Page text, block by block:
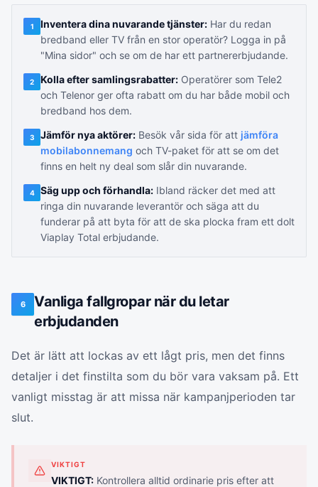
1 Inventera dina nuvarande tjänster: Har du redan
bredband eller TV från en stor operatör? Logga in på
"Mina sidor" och se om de har ett partnererbjudande.
2 Kolla efter samlingsrabatter: Operatörer som Tele2
och Telenor ger ofta rabatt om du har både mobil och
bredband hos dem.
3 Jämför nya aktörer: Besök vår sida för att jämföra
mobilabonnemang och TV-paket för att se om det
finns en helt ny deal som slår din nuvarande.
4 Säg upp och förhandla: Ibland räcker det med att
ringa din nuvarande leverantör och säga att du
funderar på att byta för att de ska plocka fram ett dolt
Viaplay Total erbjudande.
6
Vanliga fallgropar när du letar
erbjudanden
Det är lätt att lockas av ett lågt pris, men det finns
detaljer i det finstilta som du bör vara vaksam på. Ett
vanligt misstag är att missa när kampanjperioden tar
slut.
VIKTIGT
VIKTIGT: Kontrollera alltid ordinarie pris efter att